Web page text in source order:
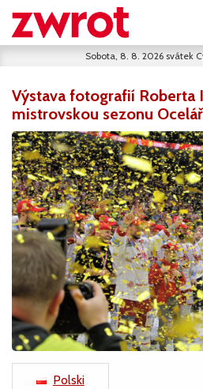
Sobota, 8. 8. 2026 svátek
Výstava fotografií Roberta
mistrovskou sezonu
Polski